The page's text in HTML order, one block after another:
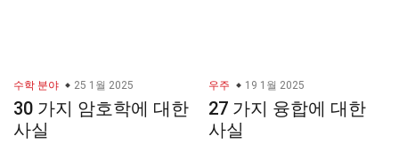
수학 분야 25 1월 2025
30 가지 암호학에 대한
사실
우주 19 1월 2025
27 가지 융합에 대한
사실